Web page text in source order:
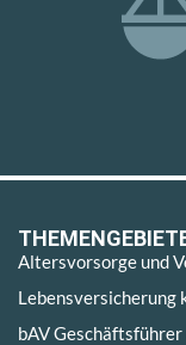
Altersvorsorge und
Lebensversicherung
bAV